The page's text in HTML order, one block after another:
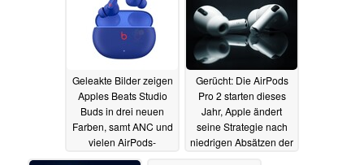
Geleakte Bilder zeigen
Apples Beats Studio
Buds in drei neuen
Farben, samt ANC und
vielen AirPods-
Features06.04.2022
Gerücht: Die AirPods
Pro 2 starten dieses
Jahr, Apple ändert
seine Strategie nach
niedrigen Absätzen der